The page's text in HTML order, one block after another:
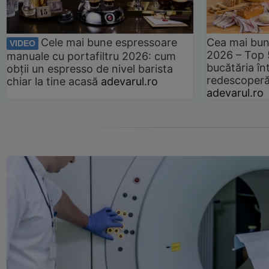
VIDEO
Cele mai bune espressoare
manuale cu portafiltru 2026: cum
obții un espresso de nivel barista
chiar la tine acasă adevarul.ro
Cea mai
2026 –
bucătăria
adevarul.ro